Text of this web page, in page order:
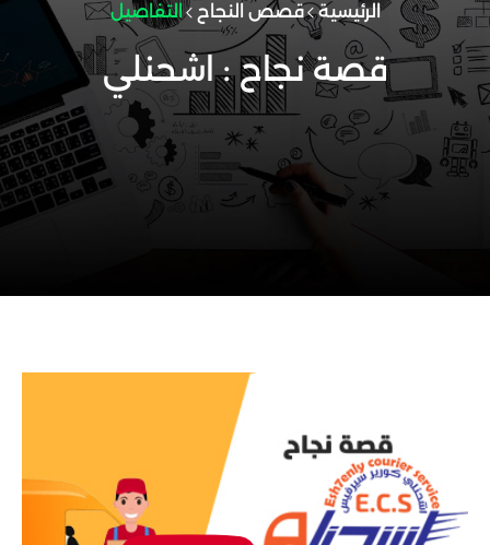
الرئيسية قصص النجاح التفاصيل
قصة نجاح : اشحنلي